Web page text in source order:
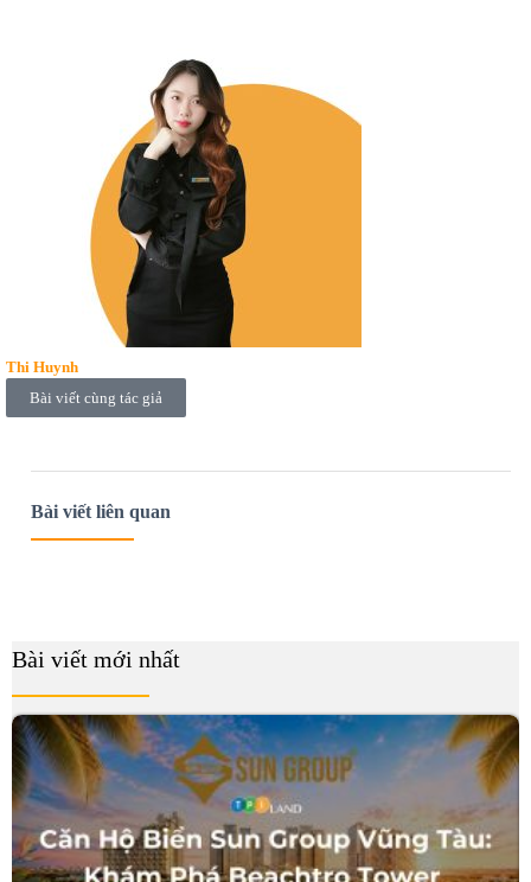
Thi Huynh
Bài viết cùng tác giả
Bài viết liên quan
Bài viết mới nhất